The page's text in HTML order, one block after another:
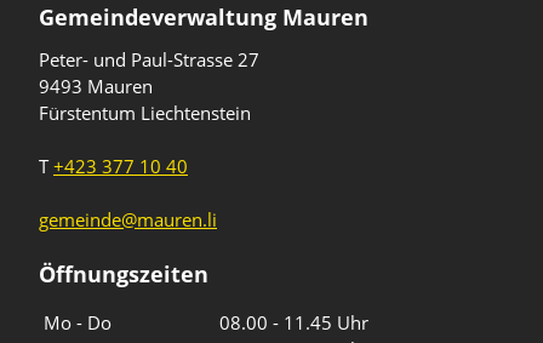
Gemeindeverwaltung Mauren
Peter- und Paul-Strasse 27
9493 Mauren
Fürstentum Liechtenstein
T+423 377 10 40
gemeinde@mauren.li
Öffnungszeiten
Mo - Do
08.00 - 11.45 Uhr